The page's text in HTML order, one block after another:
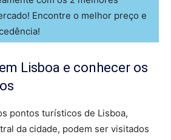
Encontre o melhor preço e
Lisboa e conhecer os
pontos turísticos de Lisboa,
da cidade, podem ser visitados